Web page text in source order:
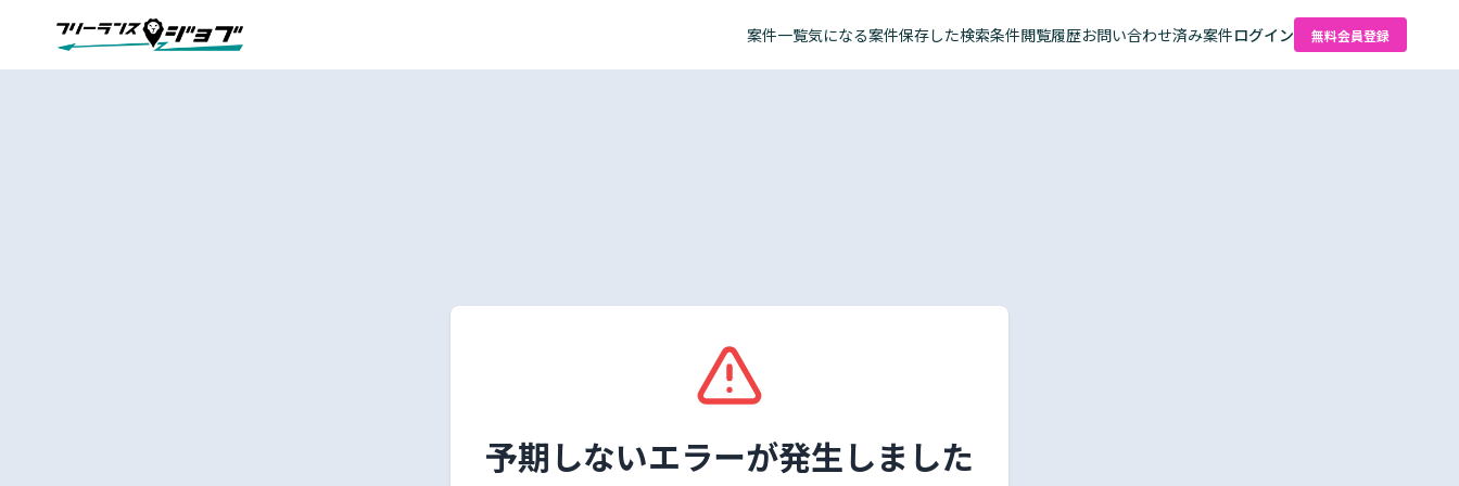
案件一覧気になる案件保存した検索条件閲覧履歴お問い合わせ済み案件ログイン 無料会員登録
予期しないエラーが発生しました